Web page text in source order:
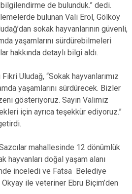
de bulunduk.” dedi.
bulunan Vali Erol, Gölköy
sokak hayvanlarının güvenli,
yaşamlarını sürdürebilmeleri
hakkında detaylı bilgi aldı.
Uludağ, “Sokak hayvanlarımız
yaşamlarını sürdürecek. Bizler
gösteriyoruz. Sayın Valimiz
için ayrıca teşekkür ediyoruz.”
mahallesinde 12 dönümlük
hayvanları doğal yaşam alanı
inceledi ve Fatsa Belediye
ile veteriner Ebru Biçim’den